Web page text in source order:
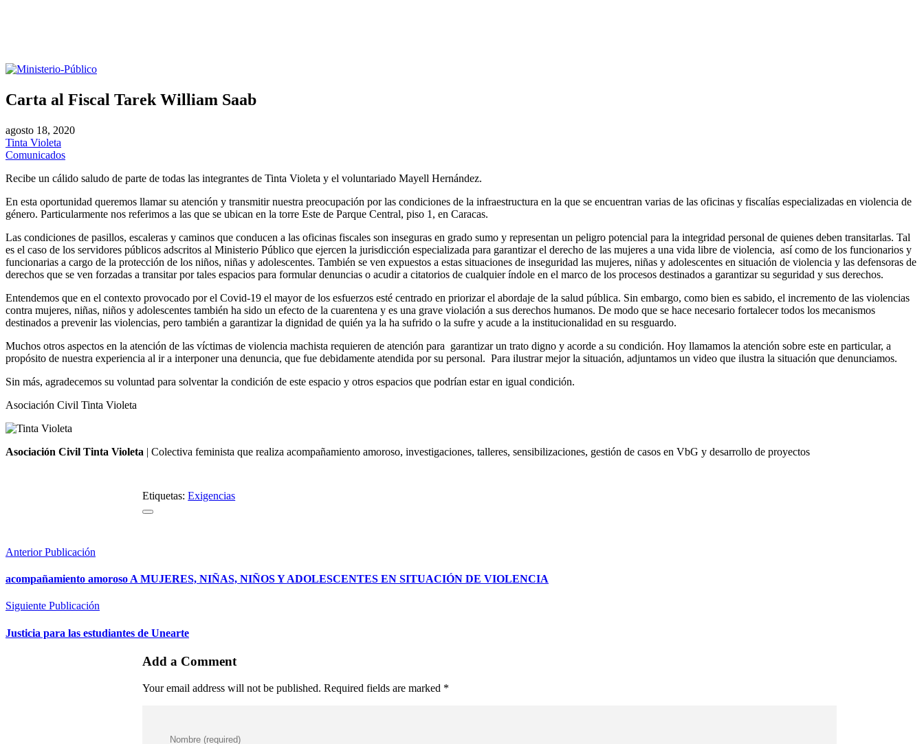
Carta al Fiscal Tarek William Saab
agosto 18, 2020
Tinta Violeta
Comunicados
Recibe un cálido saludo de parte de todas las integrantes de Tinta Violeta y el voluntariado Mayell Hernández.
En esta oportunidad queremos llamar su atención y transmitir nuestra preocupación por las condiciones de la infraestructura en la que se encuentran varias de las oficinas y fiscalías especializadas en violencia de
género. Particularmente nos referimos a las que se ubican en la torre Este de Parque Central, piso 1, en Caracas.
Las condiciones de pasillos, escaleras y caminos que conducen a las oficinas fiscales son inseguras en grado sumo y representan un peligro potencial para la integridad personal de quienes deben transitarlas. Tal
es el caso de los servidores públicos adscritos al Ministerio Público que ejercen la jurisdicción especializada para garantizar el derecho de las mujeres a una vida libre de violencia, así como de los funcionarios y
funcionarias a cargo de la protección de los niños, niñas y adolescentes. También se ven expuestos a estas situaciones de inseguridad las mujeres, niñas y adolescentes en situación de violencia y las defensoras de
derechos que se ven forzadas a transitar por tales espacios para formular denuncias o acudir a citatorios de cualquier índole en el marco de los procesos destinados a garantizar su seguridad y sus derechos.
Entendemos que en el contexto provocado por el Covid-19 el mayor de los esfuerzos esté centrado en priorizar el abordaje de la salud pública. Sin embargo, como bien es sabido, el incremento de las violencias
contra mujeres, niñas, niños y adolescentes también ha sido un efecto de la cuarentena y es una grave violación a sus derechos humanos. De modo que se hace necesario fortalecer todos los mecanismos
destinados a prevenir las violencias, pero también a garantizar la dignidad de quién ya la ha sufrido o la sufre y acude a la institucionalidad en su resguardo.
Muchos otros aspectos en la atención de las víctimas de violencia machista requieren de atención para garantizar un trato digno y acorde a su condición. Hoy llamamos la atención sobre este en particular, a
propósito de nuestra experiencia al ir a interponer una denuncia, que fue debidamente atendida por su personal. Para ilustrar mejor la situación, adjuntamos un video que ilustra la situación que denunciamos.
Sin más, agradecemos su voluntad para solventar la condición de este espacio y otros espacios que podrían estar en igual condición.
Asociación Civil Tinta Violeta
Asociación Civil Tinta Violeta | Colectiva feminista que realiza acompañamiento amoroso, investigaciones, talleres, sensibilizaciones, gestión de casos en VbG y desarrollo de proyectos
Etiquetas:Exigencias
Anterior Publicación
acompañamiento amoroso A MUJERES, NIÑAS, NIÑOS Y ADOLESCENTES EN SITUACIÓN DE VIOLENCIA
Siguiente Publicación
Justicia para las estudiantes de Unearte
Add a Comment
Your email address will not be published. Required fields are marked *